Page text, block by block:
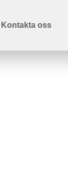
Kontakta oss